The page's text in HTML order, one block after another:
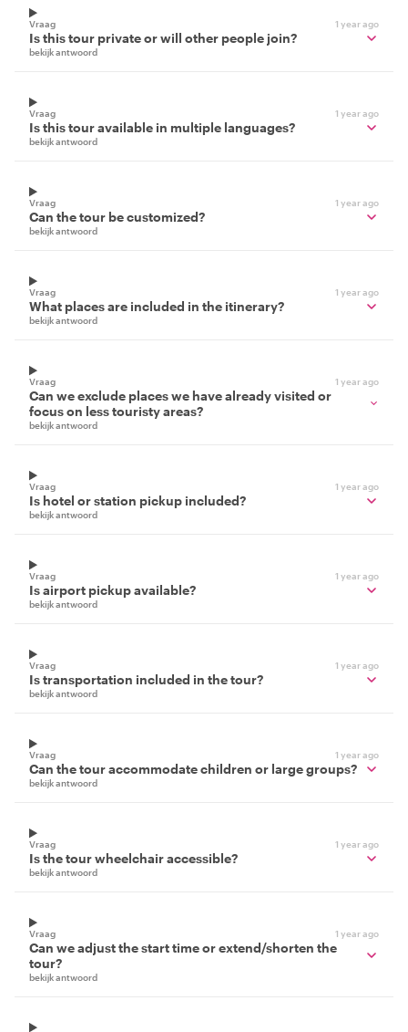
Vraag 1 year ago
Is this tour private or will other people join?
bekijk antwoord
Vraag 1 year ago
Is this tour available in multiple languages?
bekijk antwoord
Vraag 1 year ago
Can the tour be customized?
bekijk antwoord
Vraag 1 year ago
What places are included in the itinerary?
bekijk antwoord
Vraag 1 year ago
Can we exclude places we have already visited or
focus on less touristy areas?
bekijk antwoord
Vraag 1 year ago
Is hotel or station pickup included?
bekijk antwoord
Vraag 1 year ago
Is airport pickup available?
bekijk antwoord
Vraag 1 year ago
Is transportation included in the tour?
bekijk antwoord
Vraag 1 year ago
Can the tour accommodate children or large groups?
bekijk antwoord
Vraag 1 year ago
Is the tour wheelchair accessible?
bekijk antwoord
Vraag 1 year ago
Can we adjust the start time or extend/shorten the
tour?
bekijk antwoord